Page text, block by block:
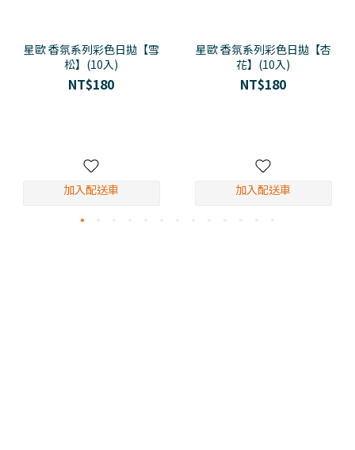
星歐 香氛系列彩色日拋【雪
松】(10入)
NT$180
加入配送車
星歐 香氛系列彩色日拋【杏
花】(10入)
NT$180
加入配送車